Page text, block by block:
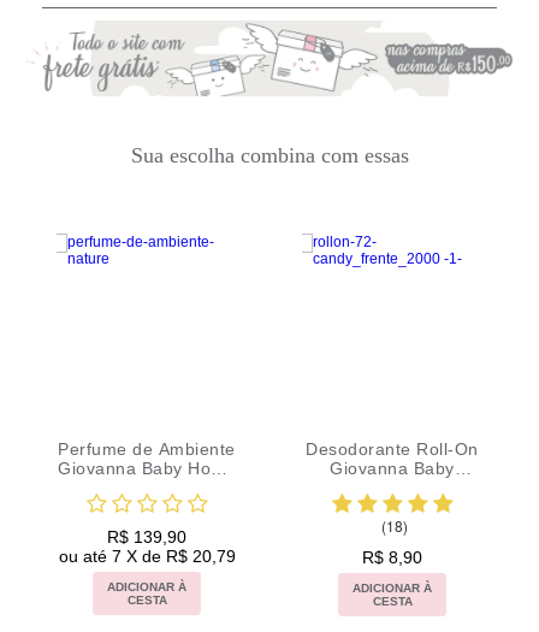
Sua escolha combina com essas
Deo Colonia GB Men
Sport Acqua 100ml
R$ 139,90
ou até 7 X de R$ 20,79
ADICIONAR À
Shampoo GB Men
Desamarelador
R$ 24,90
ou até 2 X de R$ 12,45
ADICIONAR À
CESTA